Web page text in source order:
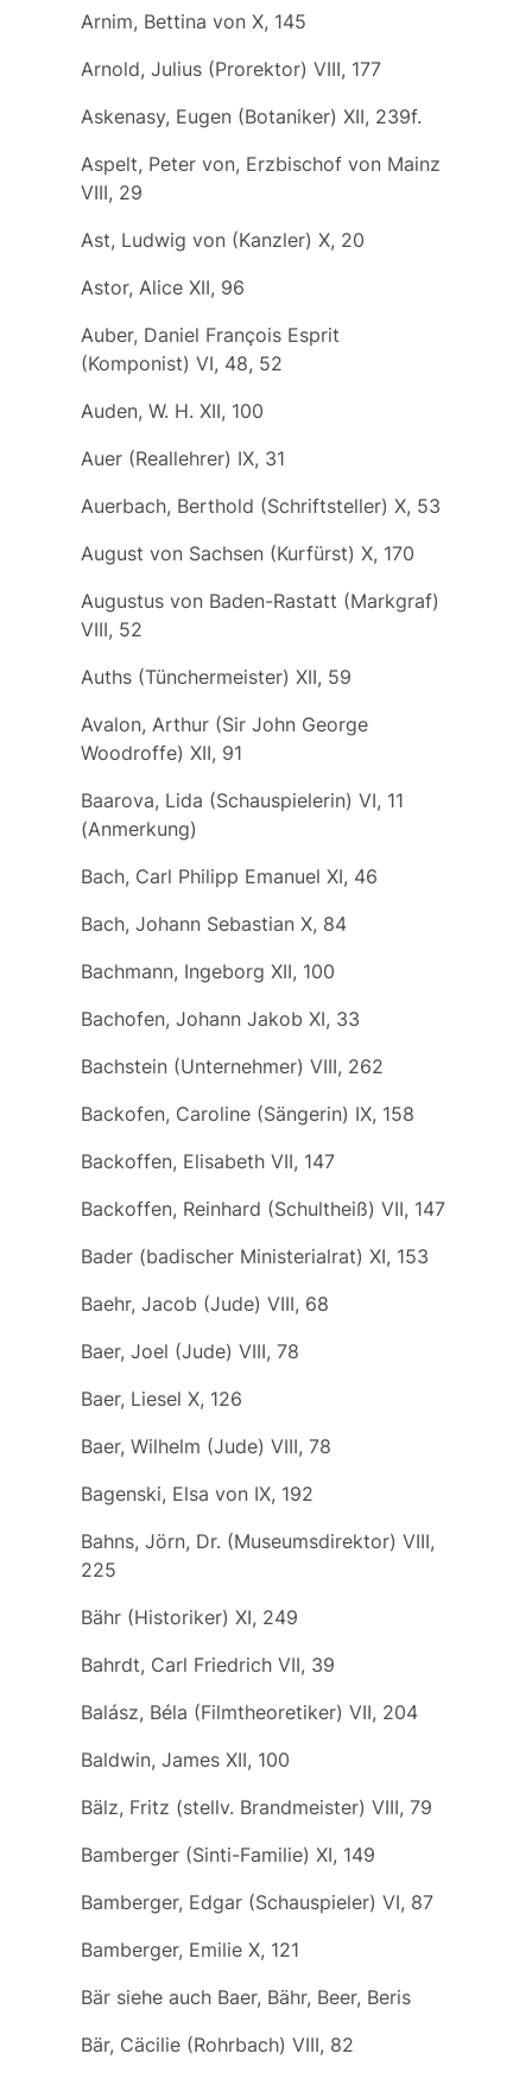
Arnim, Bettina von X, 145
Arnold, Julius (Prorektor) VIII, 177
Askenasy, Eugen (Botaniker) XII, 239f.
Aspelt, Peter von, Erzbischof von Mainz
VIII, 29
Ast, Ludwig von (Kanzler) X, 20
Astor, Alice XII, 96
Auber, Daniel François Esprit
(Komponist) VI, 48, 52
Auden, W. H. XII, 100
Auer (Reallehrer) IX, 31
Auerbach, Berthold (Schriftsteller) X, 53
August von Sachsen (Kurfürst) X, 170
Augustus von Baden-Rastatt (Markgraf)
VIII, 52
Auths (Tünchermeister) XII, 59
Avalon, Arthur (Sir John George
Woodroffe) XII, 91
Baarova, Lida (Schauspielerin) VI, 11
(Anmerkung)
Bach, Carl Philipp Emanuel XI, 46
Bach, Johann Sebastian X, 84
Bachmann, Ingeborg XII, 100
Bachofen, Johann Jakob XI, 33
Bachstein (Unternehmer) VIII, 262
Backofen, Caroline (Sängerin) IX, 158
Backoffen, Elisabeth VII, 147
Backoffen, Reinhard (Schultheiß) VII, 147
Bader (badischer Ministerialrat) XI, 153
Baehr, Jacob (Jude) VIII, 68
Baer, Joel (Jude) VIII, 78
Baer, Liesel X, 126
Baer, Wilhelm (Jude) VIII, 78
Bagenski, Elsa von IX, 192
Bahns, Jörn, Dr. (Museumsdirektor) VIII,
225
Bähr (Historiker) XI, 249
Bahrdt, Carl Friedrich VII, 39
Balász, Béla (Filmtheoretiker) VII, 204
Baldwin, James XII, 100
Bälz, Fritz (stellv. Brandmeister) VIII, 79
Bamberger (Sinti-Familie) XI, 149
Bamberger, Edgar (Schauspieler) VI, 87
Bamberger, Emilie X, 121
Bär siehe auchBaer, Bähr, Beer, Beris
Bär, Cäcilie (Rohrbach) VIII, 82